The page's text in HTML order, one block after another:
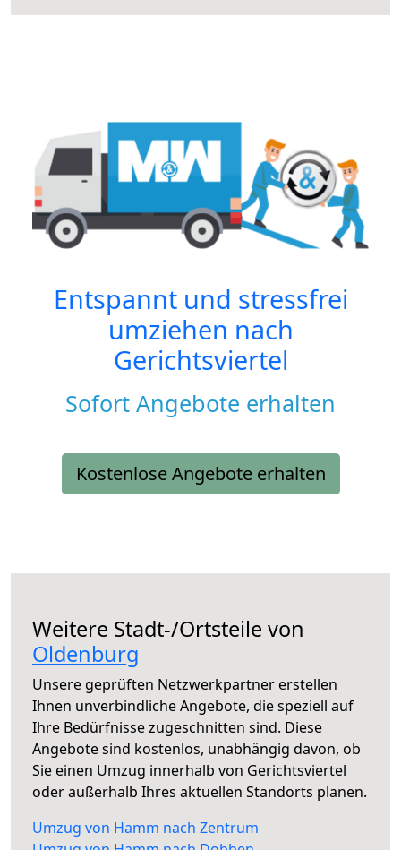
Entspannt und stressfrei
umziehen nach
Gerichtsviertel
Sofort Angebote erhalten
Kostenlose Angebote erhalten
Weitere Stadt-/Ortsteile von
Oldenburg
Unsere geprüften Netzwerkpartner erstellen
Ihnen unverbindliche Angebote, die speziell auf
Ihre Bedürfnisse zugeschnitten sind. Diese
Angebote sind kostenlos, unabhängig davon, ob
Sie einen Umzug innerhalb von Gerichtsviertel
oder außerhalb Ihres aktuellen Standorts planen.
Umzug von Hamm nach Zentrum